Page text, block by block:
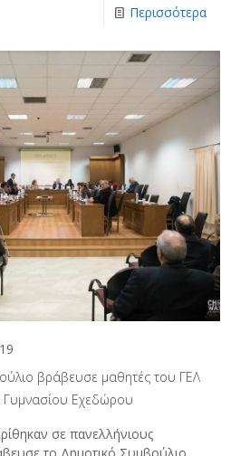
Περισσότερα
βράβευσε μαθητές του ΓΕΛ
Γυμνασίου Εχεδώρου
σε πανελλήνιους
το Δημοτικό Συμβούλιο